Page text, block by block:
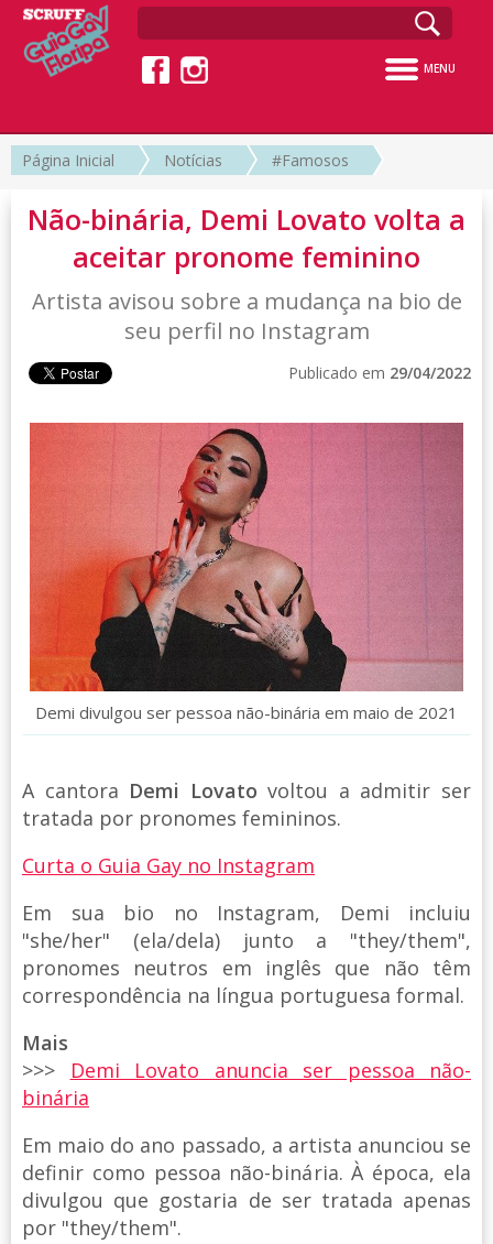
MENU
Página Inicial Notícias #Famosos
Não-binária, Demi Lovato volta a
aceitar pronome feminino
Artista avisou sobre a mudança na bio de
seu perfil no Instagram
Publicado em 29/04/2022
Demi divulgou ser pessoa não-binária em maio de 2021
A cantora Demi Lovato voltou a admitir ser
tratada por pronomes femininos.
Curta o Guia Gay no Instagram
Em sua bio no Instagram, Demi incluiu
"she/her" (ela/dela) junto a "they/them",
pronomes neutros em inglês que não têm
correspondência na língua portuguesa formal.
Mais
>>>
Demi Lovato anuncia ser pessoa não-
binária
Em maio do ano passado, a artista anunciou se
definir como pessoa não-binária. À época, ela
divulgou que gostaria de ser tratada apenas
por "they/them".